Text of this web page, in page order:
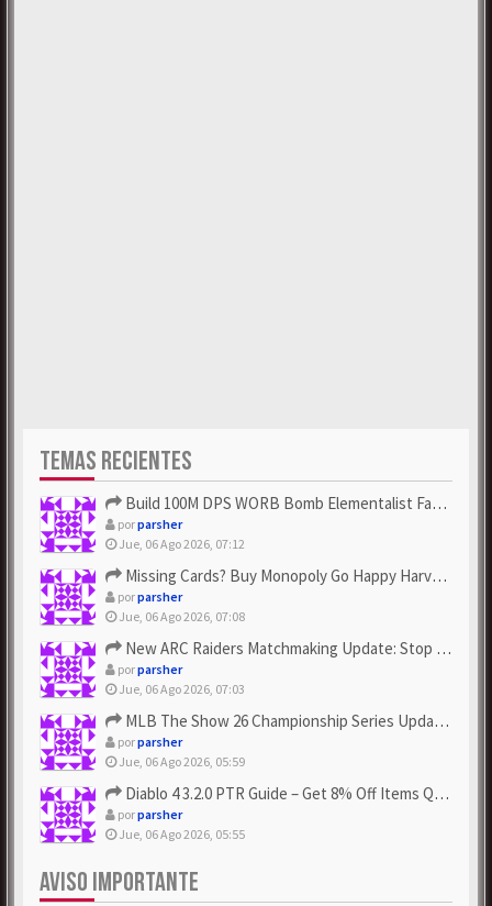
TEMAS RECIENTES
Build 100M DPS WORB Bomb Elementalist Fast - Grab POE Curren...
porparsher
Jue, 06 Ago 2026, 07:12
Missing Cards? Buy Monopoly Go Happy Harvest with Looney Tun...
porparsher
Jue, 06 Ago 2026, 07:08
New ARC Raiders Matchmaking Update: Stop Failed - Grab Bluep...
porparsher
Jue, 06 Ago 2026, 07:03
MLB The Show 26 Championship Series Update! Get Cheap & ...
porparsher
Jue, 06 Ago 2026, 05:59
Diablo 4 3.2.0 PTR Guide – Get 8% Off Items Quickly to Test ...
porparsher
Jue, 06 Ago 2026, 05:55
AVISO IMPORTANTE